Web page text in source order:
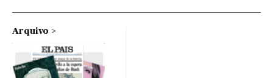
Arquivo